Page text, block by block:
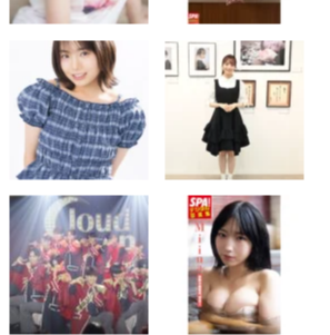
マ VIVANT
堺雅人 夏ドラマ